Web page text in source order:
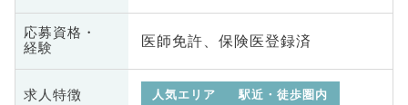
応募資格・
経験
医師免許、保険医登録済
求人特徴 人気エリア 駅近・徒歩圏内